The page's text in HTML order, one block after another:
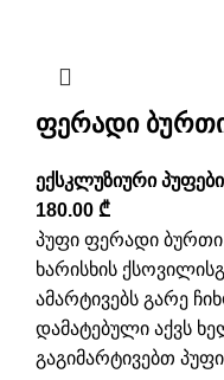
ფერადი
ექსკლუზიური პუფები
180.00 ₾
პუფი ფერადი
ხარისხის
ამარტივებს გარე
დამატებული აქვს
გაგიმარტივებთ